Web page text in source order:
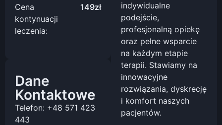
indywidualne
podejście,
profesjonalną opiekę
oraz pełne wsparcie
na każdym etapie
terapii. Stawiamy na
innowacyjne
rozwiązania, dyskrecję
i komfort naszych
pacjentów.
Cena
kontynuacji
leczenia:
149zł
Dane
Kontaktowe
Telefon: +48 571 423
443